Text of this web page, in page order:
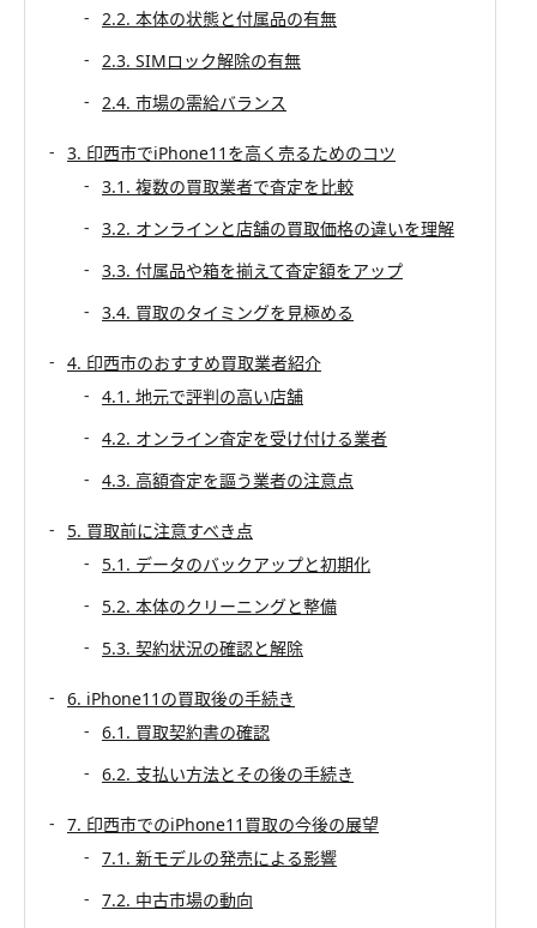
2.2. 本体の状態と付属品の有無
2.3. SIMロック解除の有無
2.4. 市場の需給バランス
3. 印西市でiPhone11を高く売るためのコツ
3.1. 複数の買取業者で査定を比較
3.2. オンラインと店舗の買取価格の違いを理解
3.3. 付属品や箱を揃えて査定額をアップ
3.4. 買取のタイミングを見極める
4. 印西市のおすすめ買取業者紹介
4.1. 地元で評判の高い店舗
4.2. オンライン査定を受け付ける業者
4.3. 高額査定を謳う業者の注意点
5. 買取前に注意すべき点
5.1. データのバックアップと初期化
5.2. 本体のクリーニングと整備
5.3. 契約状況の確認と解除
6. iPhone11の買取後の手続き
6.1. 買取契約書の確認
6.2. 支払い方法とその後の手続き
7. 印西市でのiPhone11買取の今後の展望
7.1. 新モデルの発売による影響
7.2. 中古市場の動向